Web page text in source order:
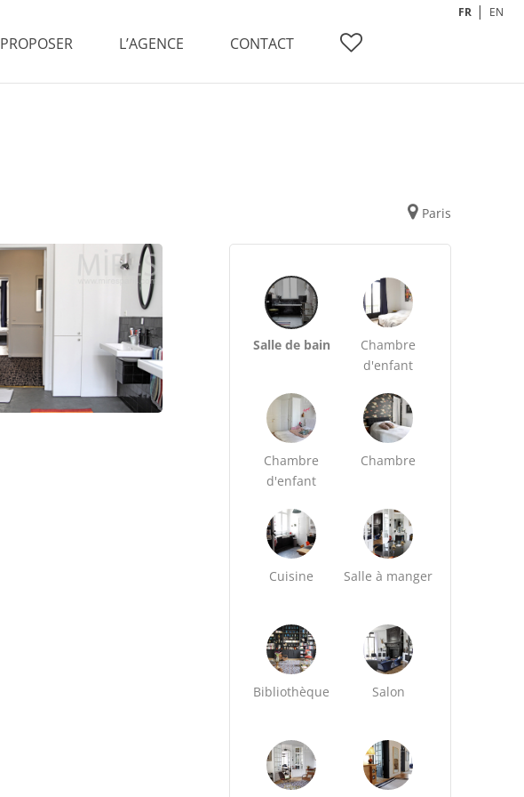
PROPOSER L’AGENCE CONTACT
FR EN
Paris
Salle de bain
Chambre
d'enfant
Chambre
d'enfant
Chambre
Cuisine Salle à manger
Bibliothèque Salon